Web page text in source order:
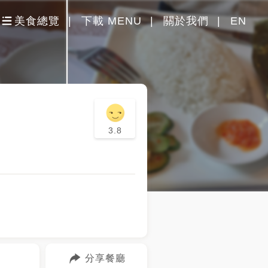
美食總覽 下載 MENU 關於我們 EN
3.8
分享餐廳